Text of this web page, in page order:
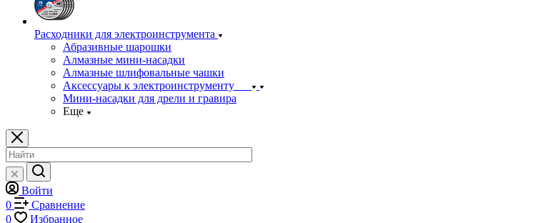
Расходники для электроинструмента
Абразивные шарошки
Алмазные мини-насадки
Алмазные шлифовальные чашки
Аксессуары к электроинструменту
Мини-насадки для дрели и гравира
Еще
Войти
0
Сравнение
0
Избранное